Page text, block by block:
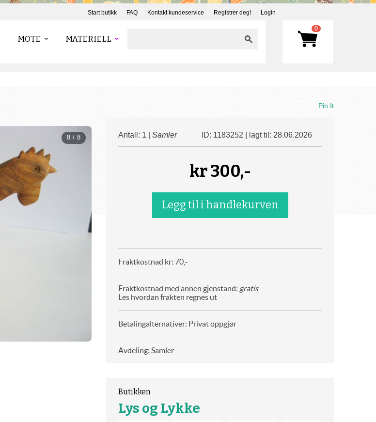
Start butikk FAQ Kontakt kundeservice Registrer deg! Login
MOTE MATERIELL
0
8 / 8
Pin It
Antall: 1 | Samler ID: 1183252 | lagt til: 28.06.2026
kr300,-
Fraktkostnad kr: 70,-
Fraktkostnad med annen gjenstand: gratis
Les hvordan frakten regnes ut
Betalingalternativer: Privat oppgjør
Avdeling: Samler
Butikken
Lys og Lykke